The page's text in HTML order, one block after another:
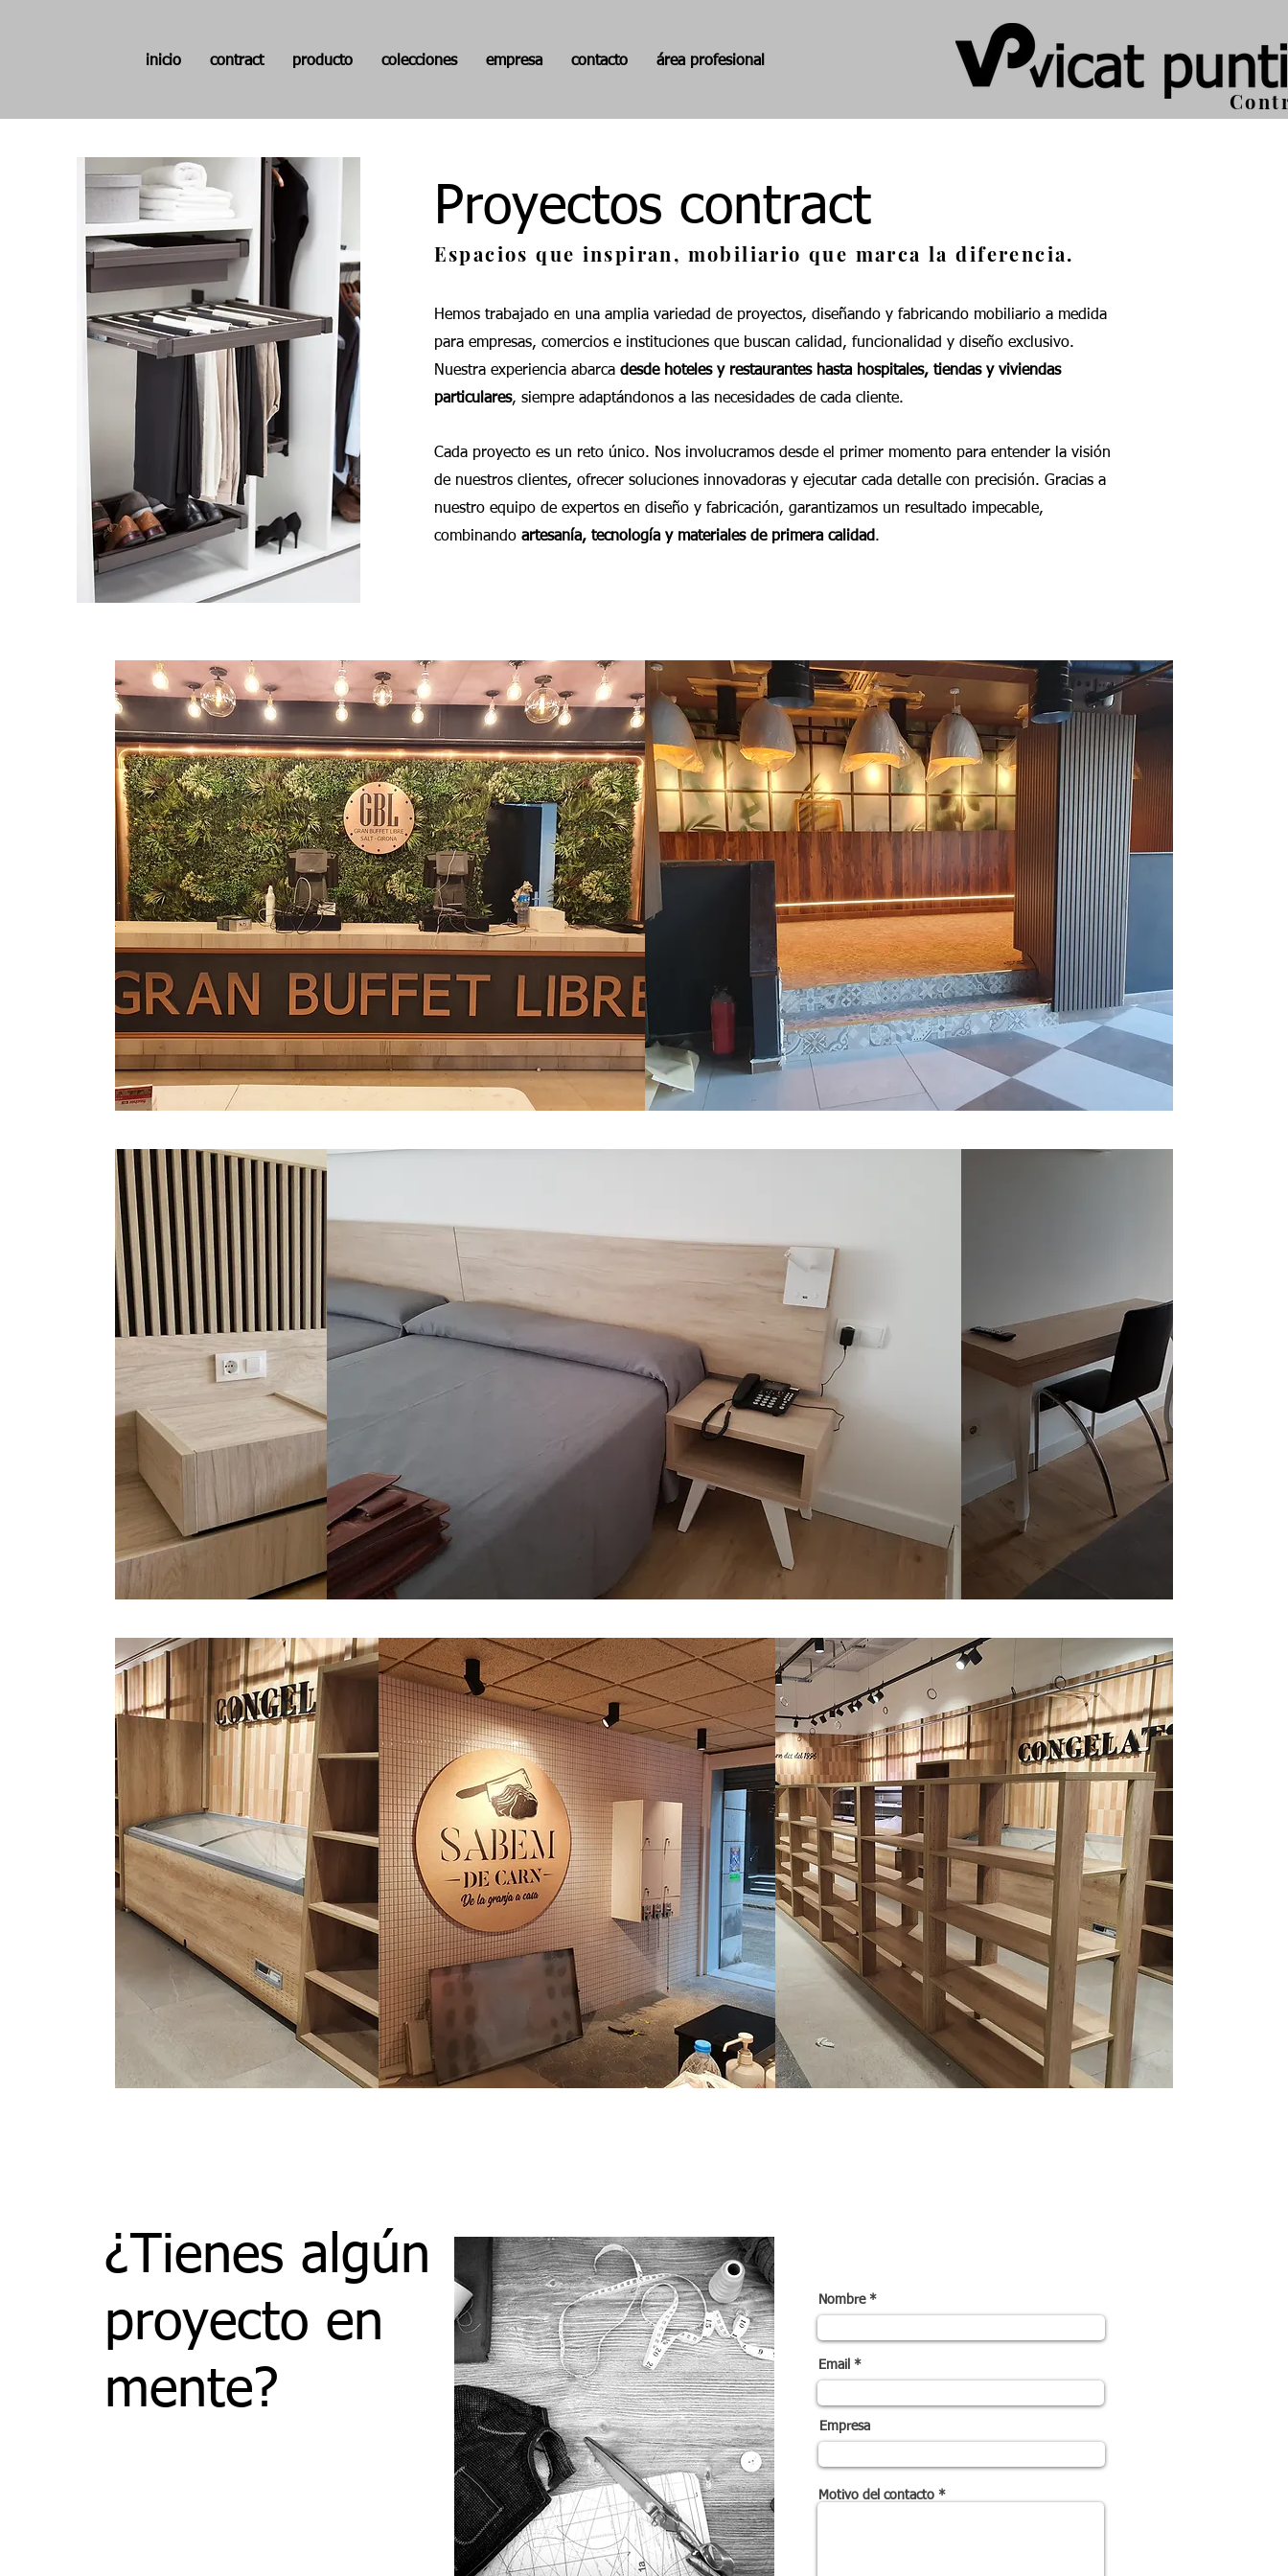
inicio contract producto colecciones empresa contacto área profesional
Proyectos contract
Espacios que inspiran, mobiliario que marca la diferencia.
Hemos trabajado en una amplia variedad de proyectos, diseñando y fabricando mobiliario a medida
para empresas, comercios e instituciones que buscan calidad, funcionalidad y diseño exclusivo.
Nuestra experiencia abarca desde hoteles y restaurantes hasta hospitales, tiendas y viviendas
particulares, siempre adaptándonos a las necesidades de cada cliente.
Cada proyecto es un reto único. Nos involucramos desde el primer momento para entender la visión
de nuestros clientes, ofrecer soluciones innovadoras y ejecutar cada detalle con precisión. Gracias a
nuestro equipo de expertos en diseño y fabricación, garantizamos un resultado impecable,
combinando artesanía, tecnología y materiales de primera calidad.
¿Tienes algún
proyecto en
mente?
Nombre
Email
Empresa
Motivo del contacto